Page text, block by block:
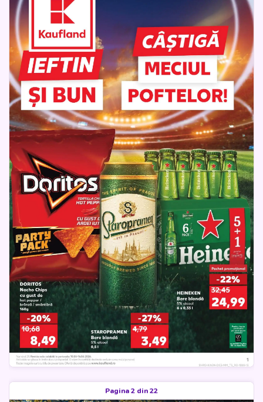
ușor de parcurs și le oferă clienților ocazia să compare
produsele preferate, să își pregătească lista de cumpărături
și să transforme fiecare partidă într-un motiv de sărbătoare.
Pagina 2 din 22